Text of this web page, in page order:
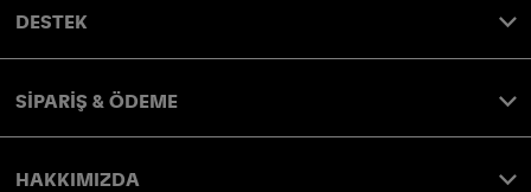
DESTEK
SİPARİŞ & ÖDEME
HAKKIMIZDA